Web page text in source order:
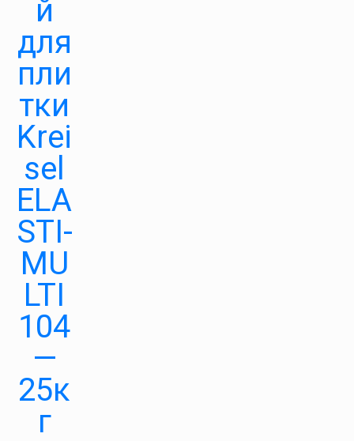
й
для
пли
тки
Krei
sel
ELA
STI-
MU
LTI
104
—
25к
г